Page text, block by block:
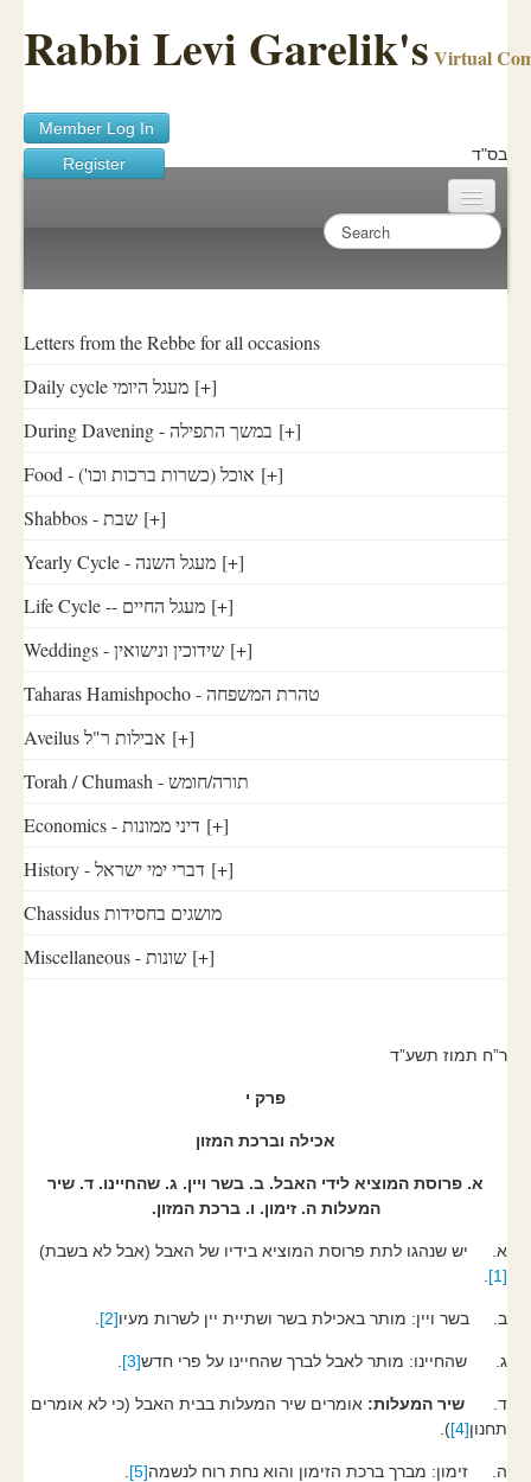
Rabbi Levi Garelik's Virtual
Member Log In
Register
בס"ד
Sichos Academy
Ask A Shaila
About Rabbi Garelik
Activities
FAQ
Letters from the Rebbe for all occasions
Daily cycle מעגל היומי [+]
During Davening - במשך התפילה [+]
Food - ('אוכל (כשרות ברכות וכו [+]
Shabbos - שבת [+]
Yearly Cycle - מעגל השנה [+]
Life Cycle -- מעגל החיים [+]
Weddings - שידוכין ונישואין [+]
Taharas Hamishpocho - טהרת המשפחה
Aveilus אבילות ר"ל [+]
Torah / Chumash - תורה/חומש
Economics - דיני ממונות [+]
History - דברי ימי ישראל [+]
Chassidus מושגים בחסידות
Miscellaneous - שונות [+]
ר”ח תמוז תשע”ד
פרק י
אכילה וברכת המזון
א. פרוסת המוציא לידי האבל. ב. בשר ויין. ג. שהחיינו. ד. שיר
המעלות ה. זימון. ו. ברכת המזון.
א. יש שנהגו לתת פרוסת המוציא בידיו של האבל (אבל לא בשבת)
[1]
ב. בשר ויין: מותר באכילת בשר ושתיית יין לשרות מעיו[2]
ג. שהחיינו: מותר לאבל לברך שהחיינו על פרי חדש[3]
ד. שיר המעלות: אומרים שיר המעלות בבית האבל (כי לא אומרים
תחנון[4]
).
ה. זימון: מברך ברכת הזימון והוא נחת רוח לנשמה[5]